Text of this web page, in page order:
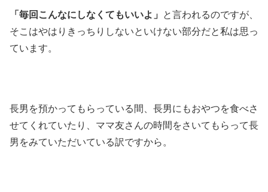
「毎回こんなにしなくてもいいよ」
と言われるのですが、
そこはやはりきっちりしないといけない部分だと私は思っ
ています。
長男を預かってもらっている間、長男にもおやつを食べさ
せてくれていたり、ママ友さんの時間をさいてもらって長
男をみていただいている訳ですから。